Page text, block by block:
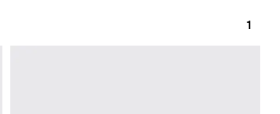
1